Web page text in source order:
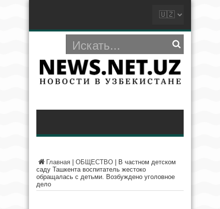
Главная ОБЩЕСТВО
В частном детском
саду Ташкента воспитатель жестоко
обращалась с детьми. Возбуждено уголовное
дело